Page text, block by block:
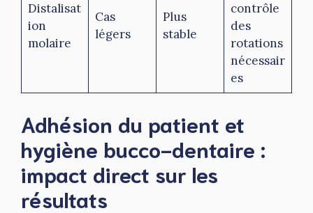
Distalisat
ion
molaire
Cas
légers
Plus
stable
contrôle
des
rotations
nécessair
es
Adhésion du patient et
hygiène bucco-dentaire :
impact direct sur les
résultats